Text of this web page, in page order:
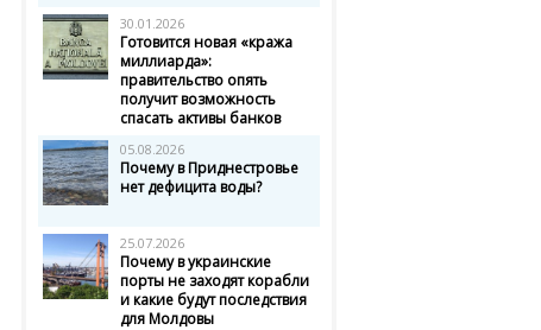
30.01.2026
Готовится новая «кража
миллиарда»:
правительство опять
получит возможность
спасать активы банков
05.08.2026
Почему в Приднестровье
нет дефицита воды?
25.07.2026
Почему в украинские
порты не заходят корабли
и какие будут последствия
для Молдовы